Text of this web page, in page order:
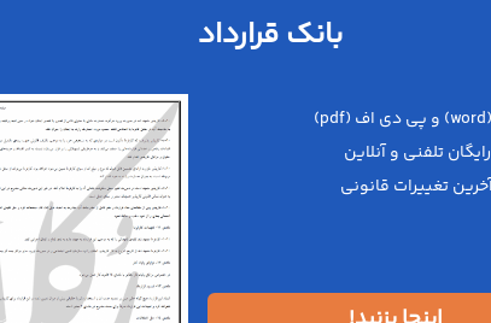
تلقی می‌شود که موضوع آن نقل و انتقال مالکیت
به واسطه امضای
متعهد می‌شود که
انتقال مالکیت مال مورد معامله، یک تعهد مالی
تعهد نامهمالی است که طرفین آن خریدار و فروشنده
بانک قرارداد